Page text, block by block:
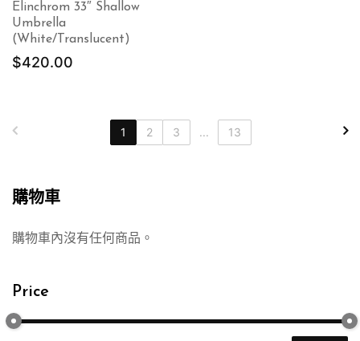
Elinchrom 33″ Shallow
Umbrella
(White/Translucent)
$420.00
1 2 3 ... 13
購物車
購物車內沒有任何商品。
Price